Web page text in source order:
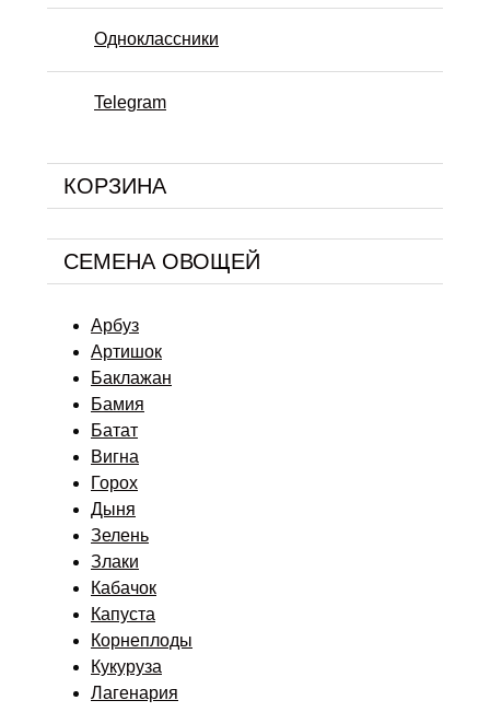
Одноклассники
Telegram
КОРЗИНА
СЕМЕНА ОВОЩЕЙ
Арбуз
Артишок
Баклажан
Бамия
Батат
Вигна
Горох
Дыня
Зелень
Злаки
Кабачок
Капуста
Корнеплоды
Кукуруза
Лагенария